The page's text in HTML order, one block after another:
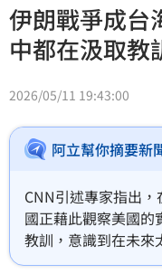
伊朗戰爭成台
中都在汲取教
2026/05/11 19:43:00
阿立幫你摘要新
CNN引述專家指出
國正藉此觀察美國
教訓，意識到在未來
方，而非進攻方。